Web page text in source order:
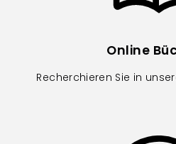
Online
Recherchieren Sie in